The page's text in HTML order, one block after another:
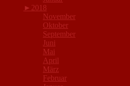
► 2018
November
Oktober
September
Juni
Mai
April
März
Februar